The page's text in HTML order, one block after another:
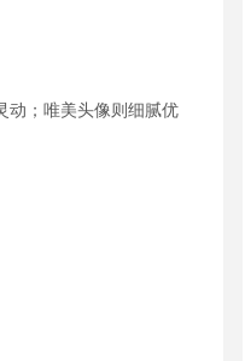
动；唯美头像则细腻优